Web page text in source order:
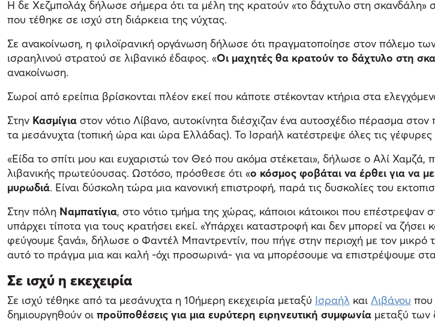
Η δε Χεζμπολάχ δήλωσε σήμερα ότι τα μέλη της κρατούν «το δάχτυλο στη
που τέθηκε σε ισχύ στη διάρκεια της νύχτας.
Σε ανακοίνωση, η φιλοϊρανική οργάνωση δήλωσε ότι πραγματοποίησε στον πόλεμο
ισραηλινού στρατού σε λιβανικό έδαφος. «Οι μαχητές θα κρατούν το δάχτυλο στη
ανακοίνωση.
Σωροί από ερείπια βρίσκονται πλέον εκεί που κάποτε στέκονταν κτήρια στα
Στην Κασμίγια στον νότιο Λίβανο, αυτοκίνητα διέσχιζαν ένα αυτοσχέδιο πέρασμα
τα μεσάνυχτα (τοπική ώρα και ώρα Ελλάδας). Το Ισραήλ κατέστρεψε όλες τις γέφυρες
«Είδα το σπίτι μου και ευχαριστώ τον Θεό που ακόμα στέκεται», δήλωσε ο Αλί Χαμζά,
λιβανικής πρωτεύουσας. Ωστόσο, πρόσθεσε ότι «ο κόσμος φοβάται να έρθει για να
μυρωδιά. Είναι δύσκολη τώρα μια κανονική επιστροφή, παρά τις δυσκολίες του
Στην πόλη Ναμπατίγια, στο νότιο τμήμα της χώρας, κάποιοι κάτοικοι που επέστρεψαν
υπάρχει τίποτα για τους κρατήσει εκεί. «Υπάρχει καταστροφή και δεν μπορεί να
φεύγουμε ξανά», δήλωσε ο Φαντέλ Μπαντρεντίν, που πήγε στην περιοχή με τον μικρό
αυτό το πράγμα μια και καλή -όχι προσωρινά- για να μπορέσουμε να επιστρέψουμε
Σε ισχύ η εκεχειρία
Σε ισχύ τέθηκε από τα μεσάνυχτα η 10ήμερη εκεχειρία μεταξύ Ισραήλ και Λιβάνου που
δημιουργηθούν οι προϋποθέσεις για μια ευρύτερη ειρηνευτική συμφωνία μεταξύ